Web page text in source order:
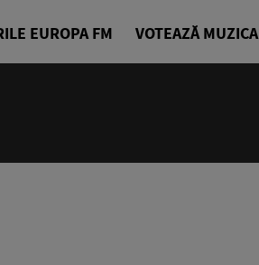
EUROPA FM VOTEAZĂ MUZICA